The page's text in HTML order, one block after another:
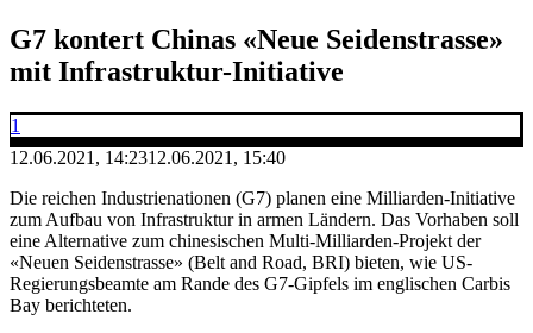
G7 kontert Chinas «Neue Seidenstrasse»
mit Infrastruktur-Initiative
1
12.06.2021, 14:2312.06.2021, 15:40
Die reichen Industrienationen (G7) planen eine Milliarden-Initiative
zum Aufbau von Infrastruktur in armen Ländern. Das Vorhaben soll
eine Alternative zum chinesischen Multi-Milliarden-Projekt der
«Neuen Seidenstrasse» (Belt and Road, BRI) bieten, wie US-
Regierungsbeamte am Rande des G7-Gipfels im englischen Carbis
Bay berichteten.